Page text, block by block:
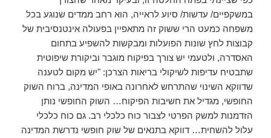
במשקפיים/ עדשות/ סיוע לראייה, הוא רחב ממדים שנוגע בכל
משפחה כמעט הרי ששוק זה מתאפיין בפעולה אינטנסיבית של
קבוצות לחץ שונות הפועלות ומבקשות להשפיע בתחום
האסדרה, ולטעמי יש צורך בפיקוח מוגבר וביקורת שיפוטית
שתבטיח עדיפות לשיקולי בריאות הצרכן: "יש מקום לטענה
שדווקא השינוי שהתרחש לאחרונה באופי המדינה, ברוח השוק
החופשי, מגדיל את חשיבות הפיקוח… השוק החופשי נותן
הזדמנות למשק הפרטי לצבור כוח כלכלי רב. גם כוח כלכלי
עלול להשחית… דווקא בתנאים של שוק חופשי נדרשת המדינה